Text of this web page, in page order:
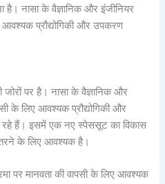
है। नासा के वैज्ञानिक और इंजीनियर
आवश्यक प्रौद्योगिकी और उपकरण
जोरों पर है। नासा के वैज्ञानिक और
के लिए आवश्यक प्रौद्योगिकी और
हैं। इसमें एक नए स्पेससूट का विकास
के लिए आवश्यक है।
पर मानवता की वापसी के लिए आवश्यक